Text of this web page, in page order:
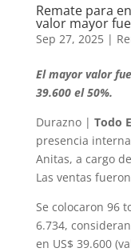
Remate para
valor mayor
Sep 27, 2025|
El mayor valor
39.600 el 50%.
Durazno | Todo
presencia
Anitas, a cargo
Las ventas
Se colocaron 96
6.734,
en US$ 39.600